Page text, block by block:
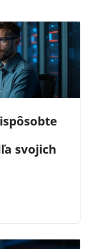
svojich